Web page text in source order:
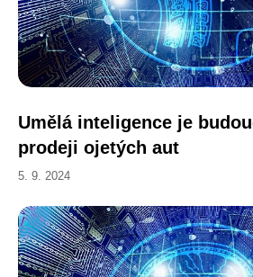
Umělá inteligence je
prodeji ojetých aut
5. 9. 2024